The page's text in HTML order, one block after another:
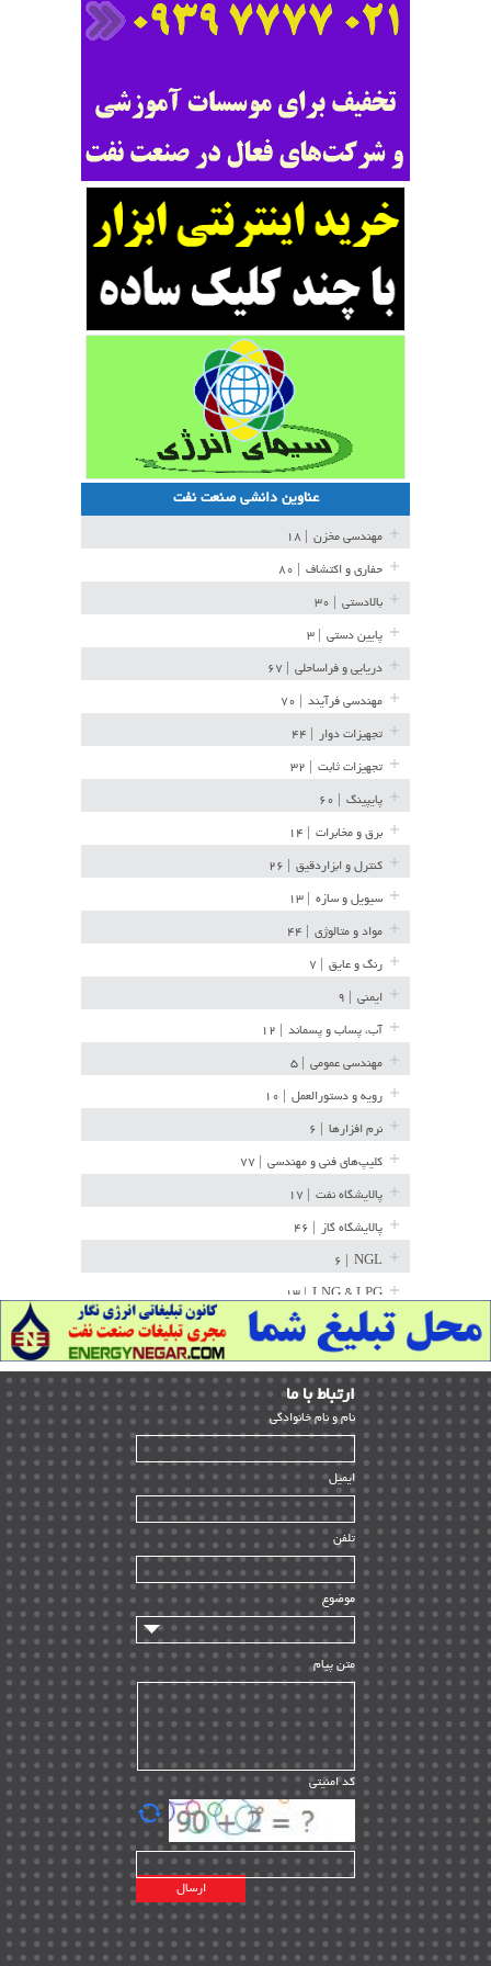
عناوین دانشی صنعت نفت
مهندسی مخزن
حفاری و اکتشاف
بالادستی
پایین دستی
دریایی و فراساحلی
مهندسی فرآیند
تجهیزات دوار
تجهیزات ثابت
پایپینگ
برق و مخابرات
کنترل و ابزاردقیق
سیویل و سازه
مواد و متالوژی
رنگ و عایق
ایمنی
آب، پساب و پسماند
مهندسی عمومی
رویه و دستورالعمل
نرم افزارها
کلیپ‌های فنی و مهندسی
پالایشگاه نفت
پالایشگاه گاز
NGL
LNG & LPG | ۱۳
خط لوله | ۳۶
مخازن ذخیره | ۱۵
پتروشیمی | ۱۴
بازرسی و QC | ۱۵
HSE | ۳۹
ساخت و نصب | ۱۲
راه اندازی | ۹
سازندگان و تامین کنندگان | ۱۰
تامین مالی و سرمایه گذاری | ۳۲
ماشین آلات
مدیریت پروژه
مدیریت دانش
مدیریت سازمانی و عمومی | ۲
تأمین کالا | ۱۳
EPC | ۲۰
پیمانکاران بین المللی | ۸
اطلاعات انرژی کشورها | ۱۴
پروژه های خارجی | ۱۵
نقشه های نفت و گاز خارجی | ۱۰
شرکت های نفتی | ۱۴
ارﺗﺒﺎط ﺑﺎ ما
ﻧﺎم و ﻧﺎم ﺧﺎﻧﻮادﮔﻰ
ایمیل
تلفن
موضوع
متن پیام
کد امنیتی